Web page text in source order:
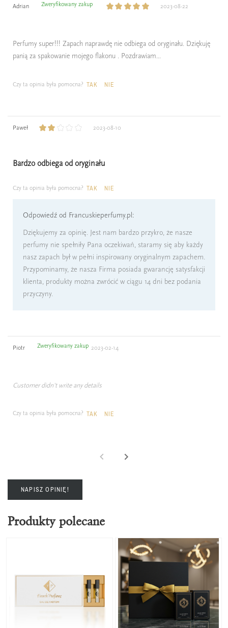
Adrian Zweryfikowany zakup 2023-08-22
Perfumy super!!! Zapach naprawdę nie odbiega od oryginału. Dziękuję
panią za spakowanie mojego flakonu . Pozdrawiam...
Czy ta opinia była pomocna? TAK NIE
Paweł 2023-08-10
Bardzo odbiega od oryginału
Czy ta opinia była pomocna? TAK NIE
Odpowiedź od Francuskieperfumy.pl:
Dziękujemy za opinię. Jest nam bardzo przykro, że nasze
perfumy nie spełniły Pana oczekiwań, staramy się aby każdy
nasz zapach był w pełni inspirowany oryginalnym zapachem.
Przypominamy, że nasza Firma posiada gwarancję satysfakcji
klienta, produkty można zwrócić w ciągu 14 dni bez podania
przyczyny.
Piotr Zweryfikowany zakup 2023-02-14
Customer didn't write any details
Czy ta opinia była pomocna? TAK NIE
NAPISZ OPINIĘ!
Produkty polecane